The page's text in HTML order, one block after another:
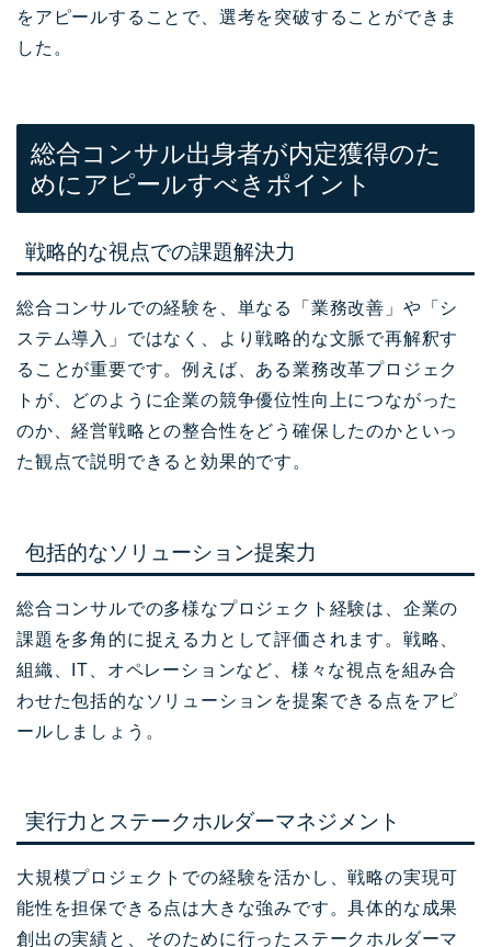
をアピールすることで、選考を突破することができま
した。
総合コンサル出身者が内定獲得のた
めにアピールすべきポイント
戦略的な視点での課題解決力
総合コンサルでの経験を、単なる「業務改善」や「シ
ステム導入」ではなく、より戦略的な文脈で再解釈す
ることが重要です。例えば、ある業務改革プロジェク
トが、どのように企業の競争優位性向上につながった
のか、経営戦略との整合性をどう確保したのかといっ
た観点で説明できると効果的です。
包括的なソリューション提案力
総合コンサルでの多様なプロジェクト経験は、企業の
課題を多角的に捉える力として評価されます。戦略、
組織、IT、オペレーションなど、様々な視点を組み合
わせた包括的なソリューションを提案できる点をアピ
ールしましょう。
実行力とステークホルダーマネジメント
大規模プロジェクトでの経験を活かし、戦略の実現可
能性を担保できる点は大きな強みです。具体的な成果
創出の実績と、そのために行ったステークホルダーマ